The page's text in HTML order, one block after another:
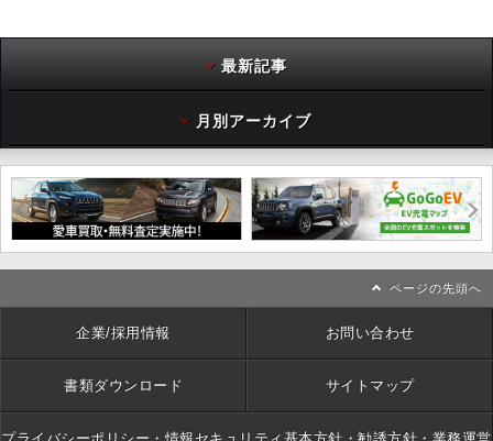
最新記事
月別アーカイブ
ページの先頭へ
企業/採用情報 お問い合わせ
書類ダウンロード サイトマップ